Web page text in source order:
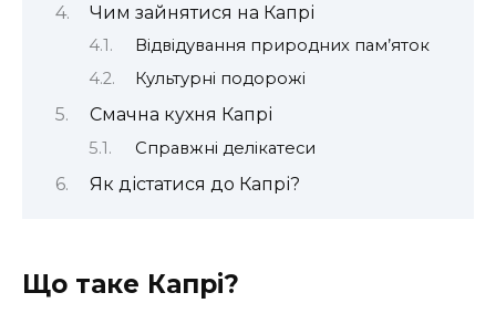
Чим зайнятися на Капрі
Відвідування природних пам’яток
Культурні подорожі
Смачна кухня Капрі
Справжні делікатеси
Як дістатися до Капрі?
Що таке Капрі?